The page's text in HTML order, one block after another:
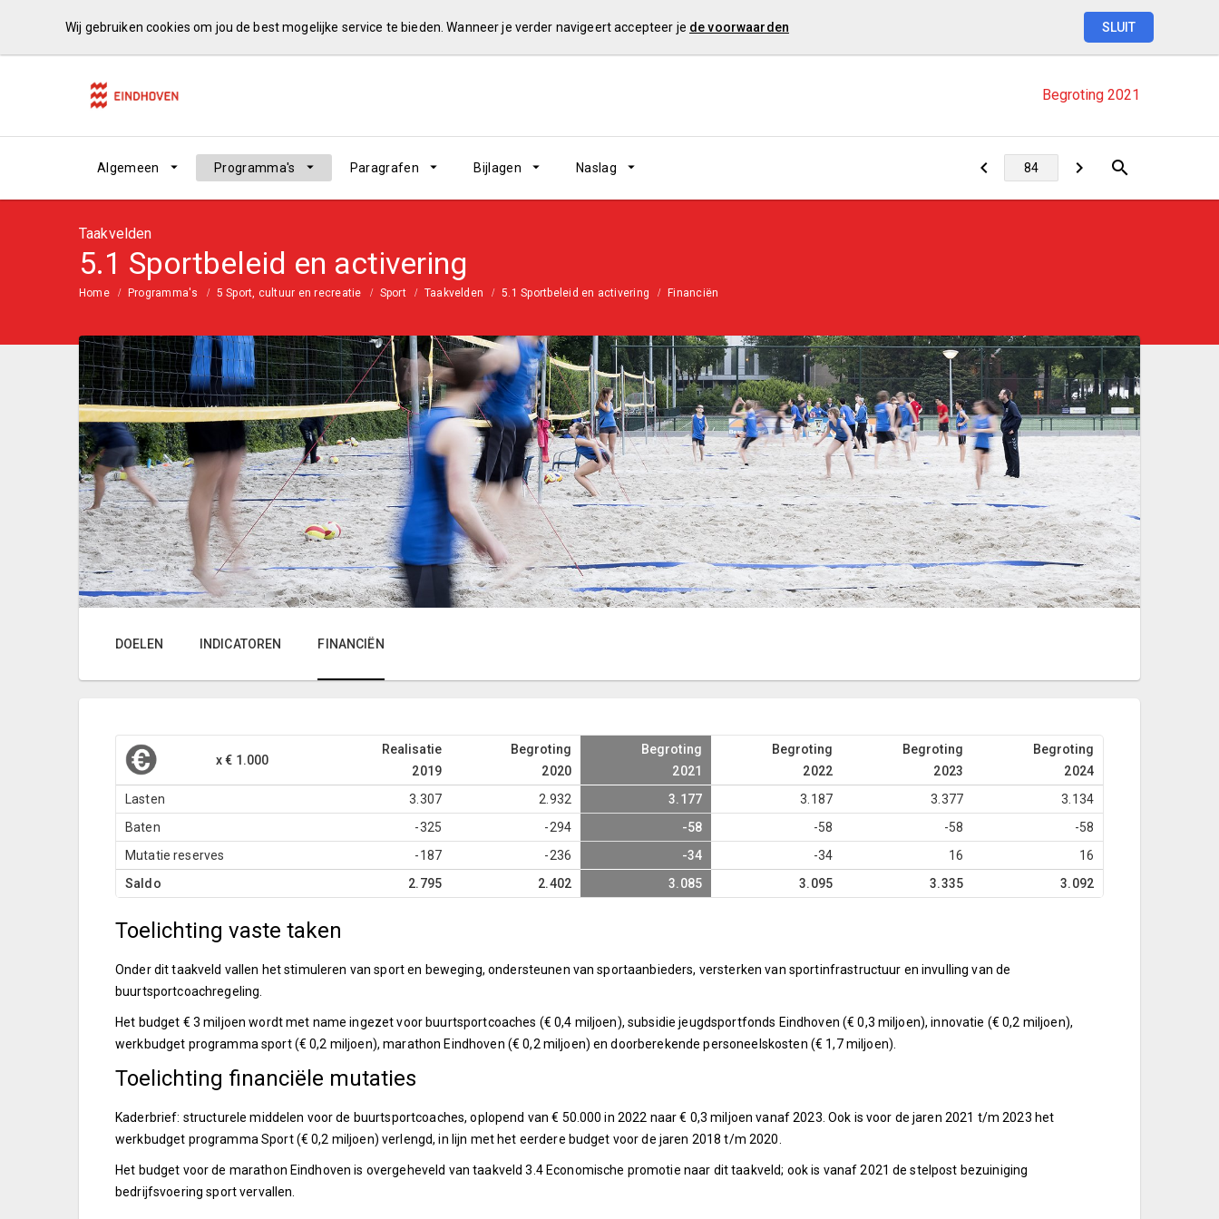
Begroting 2021
Algemeen Programma's Paragrafen Bijlagen Naslag
Taakvelden
5.1 Sportbeleid en activering
Home Programma's 5 Sport, cultuur en recreatie Sport Taakvelden 5.1 Sportbeleid en activering Financiën
x € 1.000
Realisatie
2019
Begroting
2020
Begroting
2021
Begroting
2022
Begroting
2023
Begroting
2024
Lasten
3.307 2.932 3.177 3.187 3.377
3.134
Baten
-325 -294 -58 -58 -58
-58
Mutatie reserves
-187 -236 -34 -34 16
16
Saldo
2.795 2.402 3.085 3.095 3.335 3.092
Toelichting vaste taken
Onder dit taakveld vallen het stimuleren van sport en beweging, ondersteunen van sportaanbieders, versterken van sportinfrastructuur en invulling van de
buurtsportcoachregeling.
Het budget € 3 miljoen wordt met name ingezet voor buurtsportcoaches (€ 0,4 miljoen), subsidie jeugdsportfonds Eindhoven (€ 0,3 miljoen), innovatie (€ 0,2 miljoen),
werkbudget programma sport (€ 0,2 miljoen), marathon Eindhoven (€ 0,2 miljoen) en doorberekende personeelskosten (€ 1,7 miljoen).
Toelichting financiële mutaties
Kaderbrief: structurele middelen voor de buurtsportcoaches, oplopend van € 50.000 in 2022 naar € 0,3 miljoen vanaf 2023. Ook is voor de jaren 2021 t/m 2023 het
werkbudget programma Sport (€ 0,2 miljoen) verlengd, in lijn met het eerdere budget voor de jaren 2018 t/m 2020.
Het budget voor de marathon Eindhoven is overgeheveld van taakveld 3.4 Economische promotie naar dit taakveld; ook is vanaf 2021 de stelpost bezuiniging
bedrijfsvoering sport vervallen.
DOELEN INDICATOREN FINANCIËN
Wij gebruiken cookies om jou de best mogelijke service te bieden. Wanneer je verder navigeert accepteer je de voorwaarden SLUIT